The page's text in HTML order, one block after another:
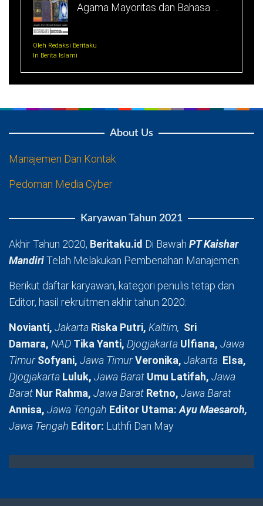
Agama Mayoritas dan Bahasa …
Oleh Redaksi Beritaku
In Berita Islami
About Us
Manajemen Dan Kontak
Pedoman Media Cyber
Karyawan Tahun 2021
Akhir Tahun 2020, Beritaku.id Di Bawah PT Kaishar
MandiriTelah Melakukan Pembenahan Manajemen.
Berikut daftar karyawan, kategori penulis tetap dan
Editor, hasil rekruitmen akhir tahun 2020:
Novianti, Jakarta Riska Putri, Kaltim, Sri
Damara, NAD Tika Yanti, Djogjakarta Ulfiana, Jawa
TimurSofyani, Jawa TimurVeronika, Jakarta Elsa,
Djogjakarta Luluk, Jawa Barat Umu Latifah, Jawa
Barat Nur Rahma, Jawa Barat Retno, Jawa Barat
Annisa, Jawa Tengah Editor Utama:Ayu Maesaroh,
Jawa Tengah Editor: Luthfi Dan May